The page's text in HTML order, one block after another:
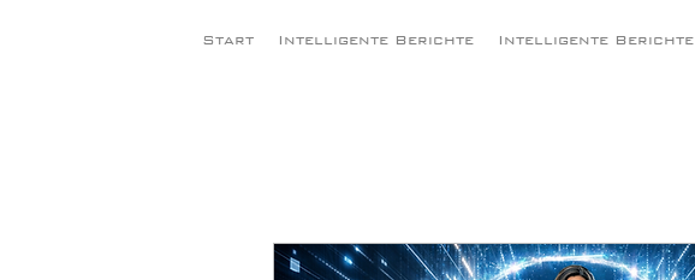
Start Intelligente Berichte Intelligente Berichte